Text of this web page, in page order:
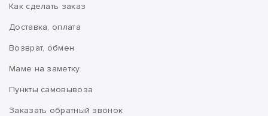
Как сделать заказ
Доставка, оплата
Возврат, обмен
Маме на заметку
Пункты самовывоза
Заказать обратный звонок